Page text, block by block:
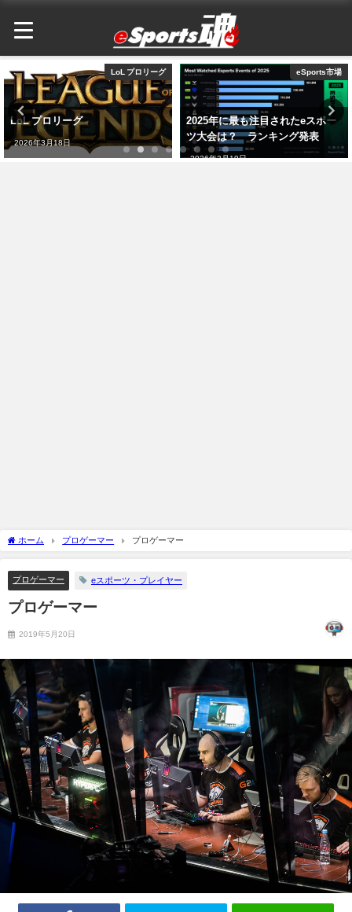
LoL プロリーグ
LoL プロリーグ
2026年3月18日
eSports市場
2025年に最も注目されたeスポー
ツ大会は？ ランキング発表
2026年3月19日
ホーム プロゲーマー プロゲーマー
プロゲーマー eスポーツ・プレイヤー
プロゲーマー
2019年5月20日